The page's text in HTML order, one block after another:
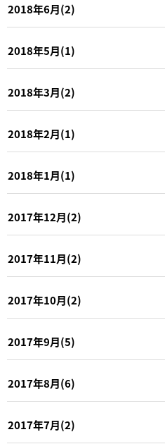
2018年6月(2)
2018年5月(1)
2018年3月(2)
2018年2月(1)
2018年1月(1)
2017年12月(2)
2017年11月(2)
2017年10月(2)
2017年9月(5)
2017年8月(6)
2017年7月(2)